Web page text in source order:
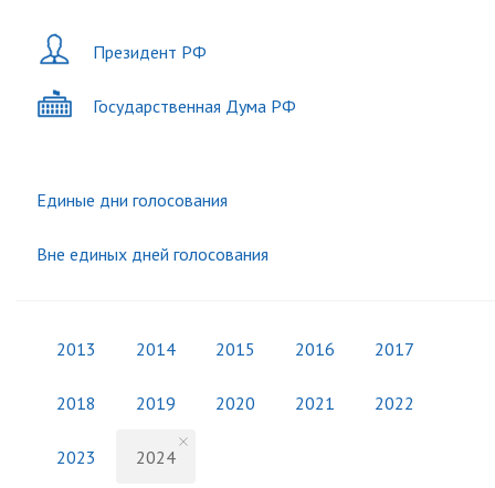
Президент РФ
Государственная Дума РФ
Единые дни голосования
Вне единых дней голосования
2013 2014 2015 2016 2017
2018 2019 2020 2021 2022
2023 2024